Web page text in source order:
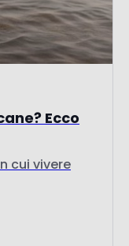
Ecco
cui vivere